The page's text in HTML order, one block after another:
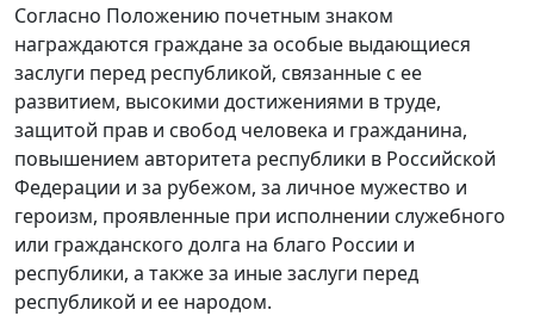
Согласно Положению почетным знаком
награждаются граждане за особые выдающиеся
заслуги перед республикой, связанные с ее
развитием, высокими достижениями в труде,
защитой прав и свобод человека и гражданина,
повышением авторитета республики в Российской
Федерации и за рубежом, за личное мужество и
героизм, проявленные при исполнении служебного
или гражданского долга на благо России и
республики, а также за иные заслуги перед
республикой и ее народом.